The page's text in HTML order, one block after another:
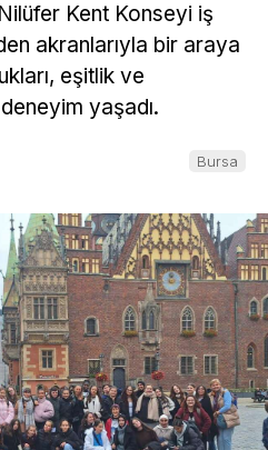
Kent Konseyi iş
akranlarıyla bir araya
eşitlik ve
yaşadı.
Bursa